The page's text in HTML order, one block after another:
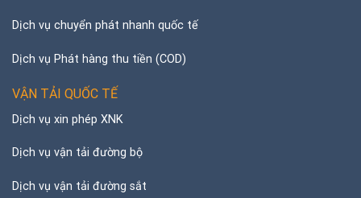
Dịch vụ chuyển phát nhanh quốc tế
Dịch vụ Phát hàng thu tiền (COD)
VẬN TẢI QUỐC TẾ
Dịch vụ xin phép XNK
Dịch vụ vận tải đường bộ
Dịch vụ vận tải đường sắt